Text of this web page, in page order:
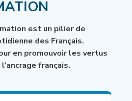
est un pilier de
des Français.
en promouvoir les vertus
français.